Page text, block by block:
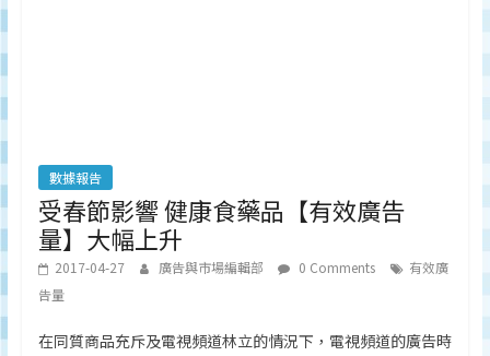
數據報告
受春節影響 健康食藥品【有效廣告
量】大幅上升
2017-04-27 廣告與市場編輯部 0 Comments
有效廣
告量
在同質商品充斥及電視頻道林立的情況下，電視頻道的廣告時